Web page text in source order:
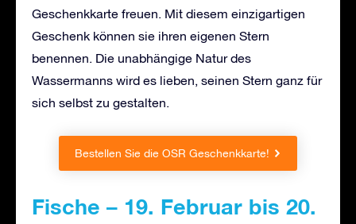
Geschenkkarte freuen. Mit diesem einzigartigen
Geschenk können sie ihren eigenen Stern
benennen. Die unabhängige Natur des
Wassermanns wird es lieben, seinen Stern ganz für
sich selbst zu gestalten.
Bestellen Sie die OSR Geschenkkarte!
Fische – 19. Februar bis 20.